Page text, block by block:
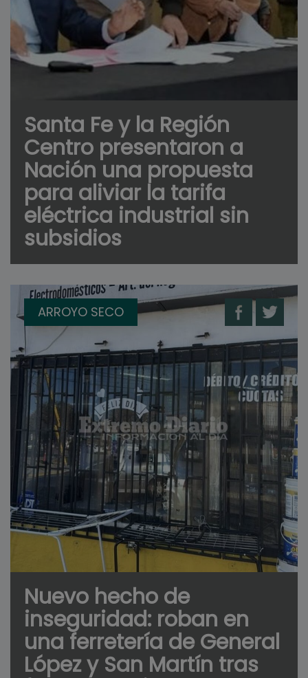
Santa Fe y la Región
Centro presentaron a
Nación una propuesta
para aliviar la tarifa
eléctrica industrial sin
subsidios
ARROYO SECO
Nuevo hecho de
inseguridad: roban en
una ferretería de General
López y San Martín tras